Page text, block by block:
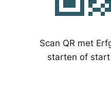
Scan QR met
starten of